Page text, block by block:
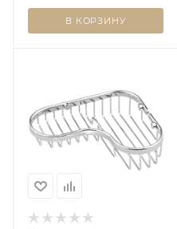
В КОРЗИНУ